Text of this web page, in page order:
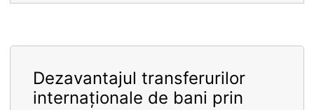
Dezavantajul transferurilor
internaționale de bani prin